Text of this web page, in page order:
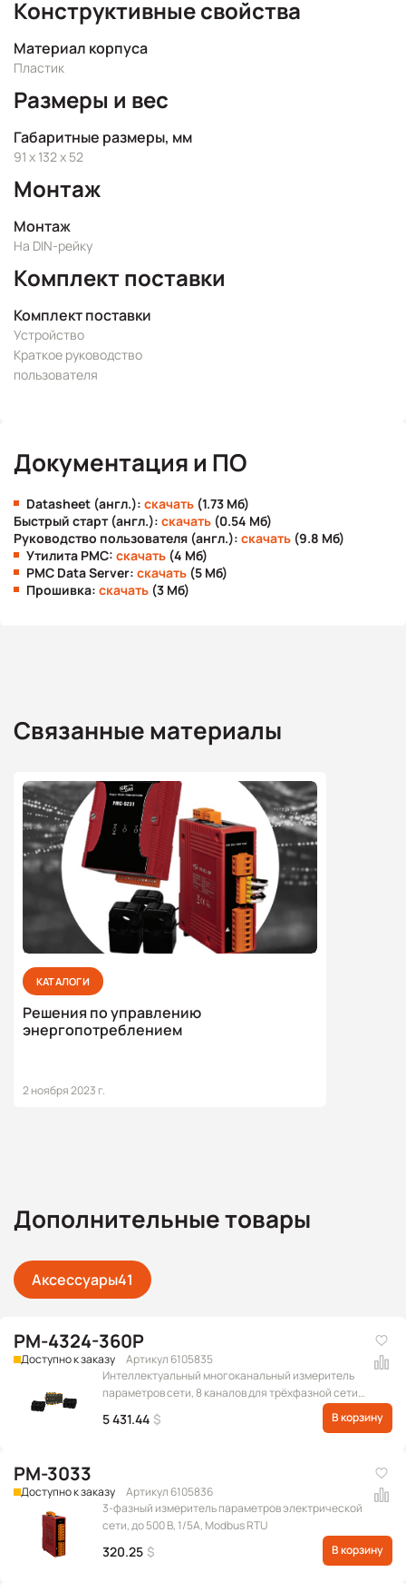
Конструктивные свойства
Материал корпуса
Пластик
Размеры и вес
Габаритные размеры, мм
91 x 132 x 52
Монтаж
Монтаж
На DIN-рейку
Комплект поставки
Комплект поставки
Устройство
Краткое руководство
пользователя
Документация и ПО
Datasheet (англ.): скачать (1.73 Мб)
Быстрый старт (англ.): скачать (0.54 Мб)
Руководство пользователя (англ.): скачать (9.8 Мб)
Утилита PMC: скачать (4 Мб)
PMC Data Server: скачать (5 Мб)
Прошивка: скачать (3 Мб)
Связанные материалы
КАТАЛОГИ
Решения по управлению
энергопотреблением
2 ноября 2023 г.
Дополнительные товары
Аксессуары41
PM-4324-360P
Доступно к заказу
Артикул 6105835
Интеллектуальный многоканальный измеритель
параметров сети, 8 каналов для трёхфазной сети
или 24 канала для однофазной сети, Modbus RTU, в
комплекте токовое кольцо 300 А
5 431.44 $ В корзину
PM-3033
Доступно к заказу
Артикул 6105836
3-фазный измеритель параметров электрической
сети, до 500 В, 1/5А, Modbus RTU
320.25 $ В корзину